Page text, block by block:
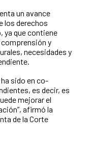
un avance
los derechos
ya que contiene
y
necesidades y
sido en co-
es decir, es
mejorar el
afirmó la
de la Corte